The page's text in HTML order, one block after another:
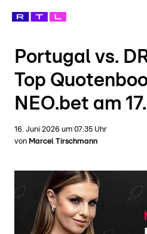
Portugal vs.
Top
NEO.bet am
16. Juni 2026 um 07:35 Uhr
von Marcel Tirschmann